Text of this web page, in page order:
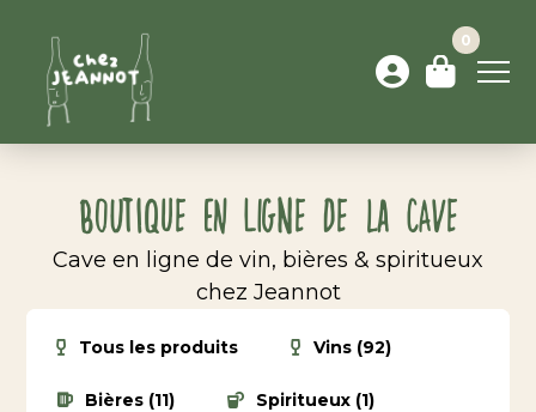
0
Boutique en ligne de la cave
Cave en ligne de vin, bières & spiritueux
chez Jeannot
Tous les produits Vins (92)
Bières (11) Spiritueux (1)